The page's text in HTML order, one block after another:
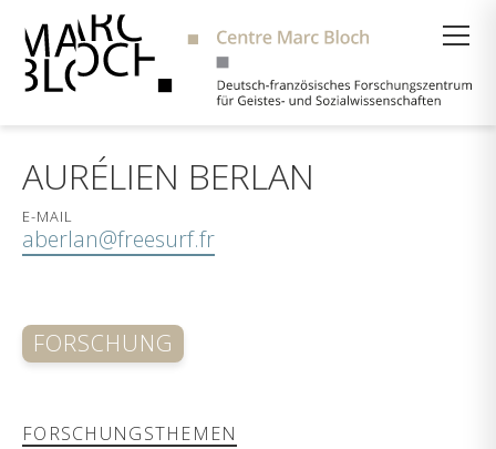
AURÉLIEN BERLAN
E-MAIL
aberlan@freesurf.fr
FORSCHUNG
FORSCHUNGSTHEMEN